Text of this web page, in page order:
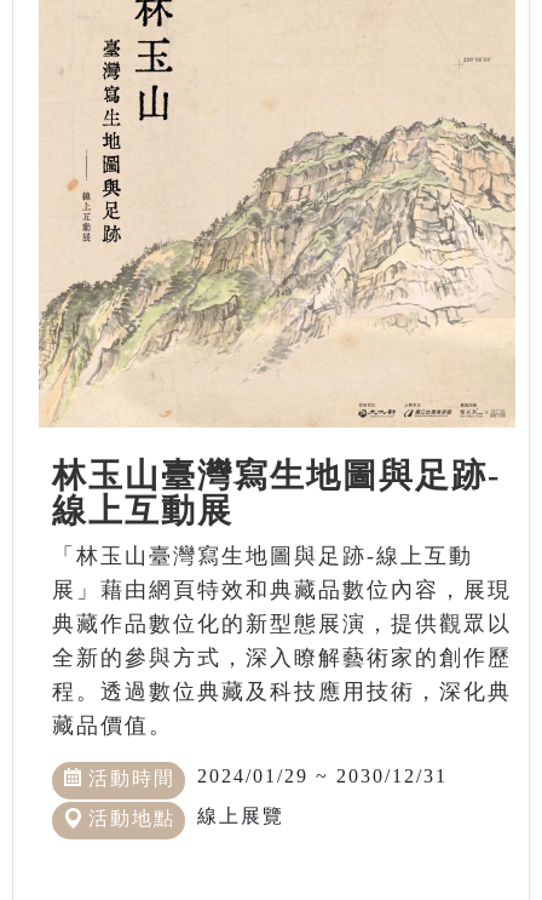
林玉山臺灣寫生地圖與足跡-
線上互動展
「林玉山臺灣寫生地圖與足跡-線上互動
展」藉由網頁特效和典藏品數位內容，展現
典藏作品數位化的新型態展演，提供觀眾以
全新的參與方式，深入瞭解藝術家的創作歷
程。透過數位典藏及科技應用技術，深化典
藏品價值。
活動時間 2024/01/29 ~ 2030/12/31
活動地點 線上展覽